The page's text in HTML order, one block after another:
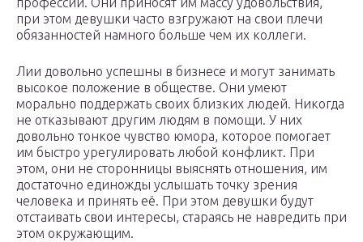
при этом девушки часто взгружают на свои плечи
обязанностей намного больше чем их коллеги.
Лии довольно успешны в бизнесе и могут занимать
высокое положение в обществе. Они умеют
морально поддержать своих близких людей. Никогда
не отказывают другим людям в помощи. У них
довольно тонкое чувство юмора, которое помогает
им быстро урегулировать любой конфликт. При
этом, они не сторонницы выяснять отношения, им
достаточно единожды услышать точку зрения
человека и принять её. При этом девушки будут
отстаивать свои интересы, стараясь не навредить при
этом окружающим.